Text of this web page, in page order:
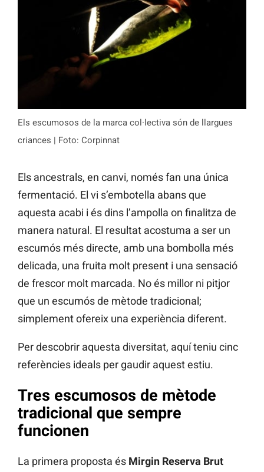
Els escumosos de la marca col·lectiva són de llargues
criances | Foto: Corpinnat
Els ancestrals, en canvi, només fan una única
fermentació. El vi s’embotella abans que
aquesta acabi i és dins l’ampolla on finalitza de
manera natural. El resultat acostuma a ser un
escumós més directe, amb una bombolla més
delicada, una fruita molt present i una sensació
de frescor molt marcada. No és millor ni pitjor
que un escumós de mètode tradicional;
simplement ofereix una experiència diferent.
Per descobrir aquesta diversitat, aquí teniu cinc
referències ideals per gaudir aquest estiu.
Tres escumosos de mètode
tradicional que sempre
funcionen
La primera proposta és Mirgin Reserva Brut